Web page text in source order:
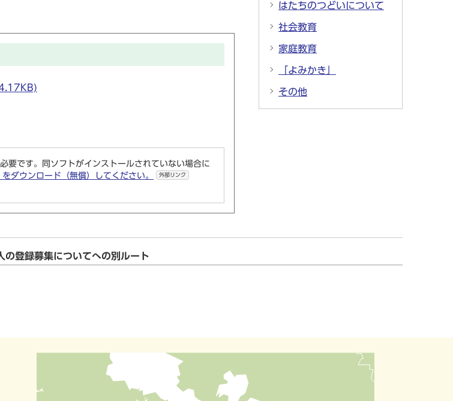
です。同ソフトがインストールされていない場合に
ウンロード（無償）してください。 外部リンク
はたちのつどいについて
社会教育
家庭教育
「よみかき」
その他
の登録募集についてへの別ルート